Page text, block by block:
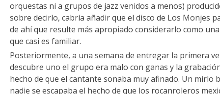
orquestas ni a grupos de jazz venidos a menos)
sobre decirlo, cabría añadir que el disco de Los Monjes
de ahí que resulte más apropiado considerarlo como
que casi es familiar.
Posteriormente, a una semana de entregar la primera
descubre uno el grupo era malo con ganas y la
hecho de que el cantante sonaba muy afinado. Un mirlo
nadie se escapaba el hecho de que los rocanroleros